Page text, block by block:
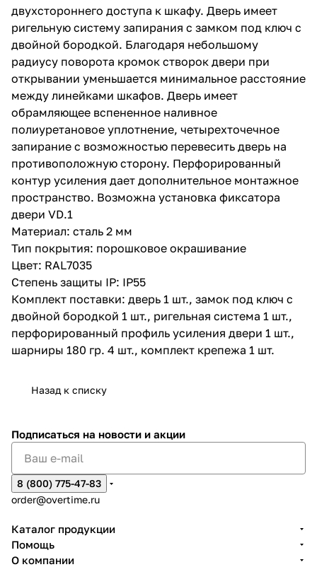
двухстороннего доступа к шкафу. Дверь имеет
ригельную систему запирания с замком под ключ с
двойной бородкой. Благодаря небольшому
радиусу поворота кромок створок двери при
открывании уменьшается минимальное расстояние
между линейками шкафов. Дверь имеет
обрамляющее вспененное наливное
полиуретановое уплотнение, четырехточечное
запирание с возможностью перевесить дверь на
противоположную сторону. Перфорированный
контур усиления дает дополнительное монтажное
пространство. Возможна установка фиксатора
двери VD.1
Материал: сталь 2 мм
Тип покрытия: порошковое окрашивание
Цвет: RAL7035
Степень защиты IP: IP55
Комплект поставки: дверь 1 шт., замок под ключ с
двойной бородкой 1 шт., ригельная система 1 шт.,
перфорированный профиль усиления двери 1 шт.,
шарниры 180 гр. 4 шт., комплект крепежа 1 шт.
Назад к списку
Подписаться на новости и акции
8 (800) 775-47-83
order@overtime.ru
Каталог продукции
Помощь
О компании